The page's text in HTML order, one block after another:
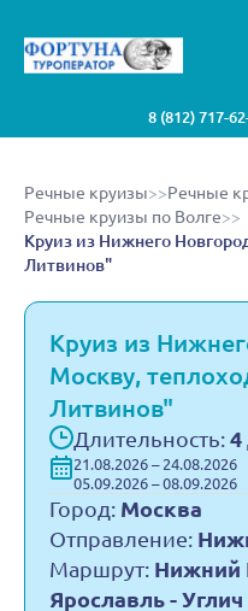
8 (812) 717-
Речные круизы>>Речные
Речные круизы по Волге>>
Круиз из Нижнего
Литвинов"
Круиз из
Москву,
Литвинов"
Длительность: 4
21.08.2026 – 24.08.2026
05.09.2026 – 08.09.2026
Город: Москва
Отправление:
Маршрут: Нижний
Ярославль -